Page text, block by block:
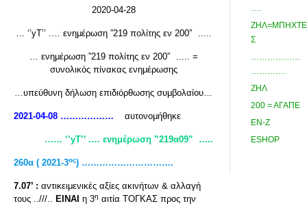
2020-04-28
… ‘’yΤ’’ .… ενημέρωση ”219 πολίτης εν 200” …..
… ενημέρωση ”219 πολίτης εν 200” ….. =
συνολικός πίνακας ενημέρωσης
…υπεύθυνη δήλωση επιδιόρθωσης συμβολαίου…
2021-04-08 ……………… αυτονομήθηκε
…… ‘’yΤ’’ .… ενημέρωση ”219α09” …..
260α ( 2021-3ος) ………………………….
7.07’ : αντικειμενικές αξίες ακινήτων & αλλαγή
τους ..///.. ΕΙΝΑΙ η 3η αιτία ΤΟΓΚΑΣ προς την
….
ΖΗΛ=ΜΠΗΧΤΕ
Σ
………………
………….
ΖΗΛ
200 = ΑΓΑΠΕ
ΕΝ-Ζ
ESHOP